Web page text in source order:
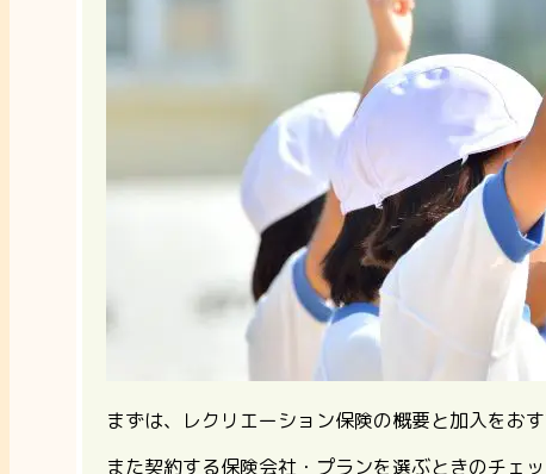
まずは、レクリエーション保険の概要と加入をお
また契約する保険会社・プランを選ぶときのチェ